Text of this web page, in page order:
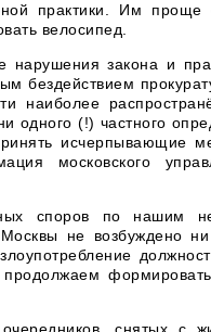
практики. Им
велосипед.
нарушения закона и
бездействием
наиболее
одного (!) частного
исчерпывающие
московского
споров по нашим
не возбуждено
формировать